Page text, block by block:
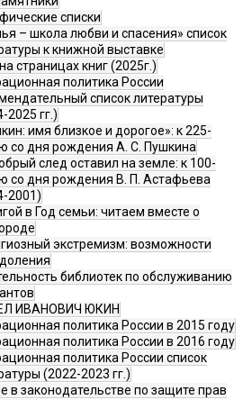
списки
– школа любви и спасения» список
к книжной выставке
страницах книг (2025г.)
политика России
список литературы
2025 гг.)
имя близкое и дорогое»: к 225-
со дня рождения А. С. Пушкина
след оставил на земле: к 100-
со дня рождения В. П. Астафьева
2001)
в Год семьи: читаем вместе о
экстремизм: возможности
библиотек по обслуживанию
ИВАНОВИЧ ЮКИН
политика России в 2015 году
политика России в 2016 году
политика России список
(2022-2023 гг.)
в законодательстве по защите прав